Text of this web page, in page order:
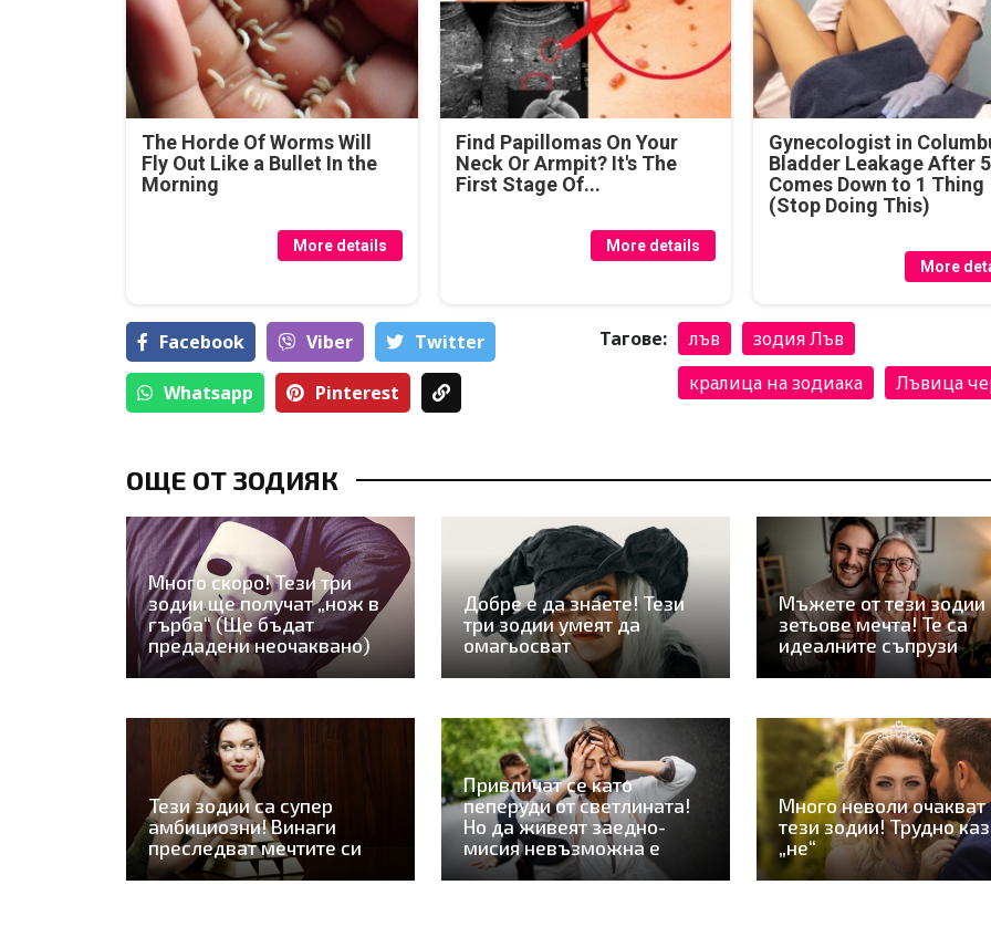
The Horde Of Worms Will
Fly Out Like a Bullet In the
Morning
More details
Find Papillomas On Your
Neck Or Armpit? It's The
First Stage Of...
More details
Gynecologist in
Bladder Leakage After
Comes Down to 1 Thing
(Stop Doing This)
More
Facebook Viber Тwitter
Whatsapp Pinterest
Тагове: лъв
зодия Лъв
кралица на зодиака
Лъвица
ОЩЕ ОТ ЗОДИЯК
Много скоро! Тези три
зодии ще получат „нож в
гърба“ (Ще бъдат
предадени неочаквано)
Добре е да знаете! Тези
три зодии умеят да
омагьосват
Мъжете от тези зодии
зетьове мечта! Те са
идеалните съпрузи
Тези зодии са супер
амбициозни! Винаги
преследват мечтите си
Привличат се като
пеперуди от светлината!
Но да живеят заедно-
мисия невъзможна е
Много неволи очакват
тези зодии! Трудно
„не“